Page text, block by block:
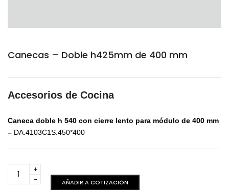
Canecas – Doble h425mm de 400 mm
Accesorios de Cocina
Caneca doble h 540 con cierre lento para módulo de 400 mm
– DA.4103C1S.450*400
Canecas
AÑADIR A COTIZACIÓN